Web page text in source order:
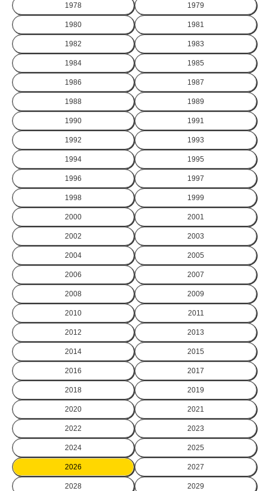
1978 1979
1980 1981
1982 1983
1984 1985
1986 1987
1988 1989
1990 1991
1992 1993
1994 1995
1996 1997
1998 1999
2000 2001
2002 2003
2004 2005
2006 2007
2008 2009
2010 2011
2012 2013
2014 2015
2016 2017
2018 2019
2020 2021
2022 2023
2024 2025
2026 2027
2028 2029